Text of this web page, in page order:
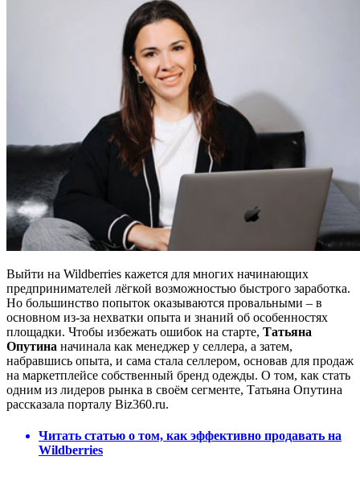
Выйти на Wildberries кажется для многих начинающих
предпринимателей лёгкой возможностью быстрого заработка.
Но большинство попыток оказываются провальными – в
основном из-за нехватки опыта и знаний об особенностях
площадки. Чтобы избежать ошибок на старте, Татьяна
Опутина начинала как менеджер у селлера, а затем,
набравшись опыта, и сама стала селлером, основав для продаж
на маркетплейсе собственный бренд одежды. О том, как стать
одним из лидеров рынка в своём сегменте, Татьяна Опутина
рассказала порталу Biz360.ru.
Читать статью о том, как эффективно продавать на
Wildberries